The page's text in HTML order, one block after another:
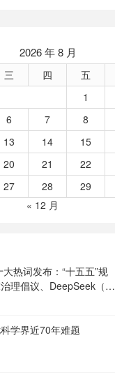
2026 年 8 月
三 四 五
1
6 7 8
13 14 15
20 21 22
27 28 29
« 12 月
热词发布：“十五五”规
理倡议、DeepSeek（深
、苏超、票根经济、育
学界近70年难题